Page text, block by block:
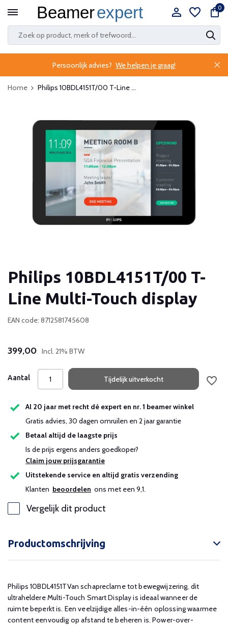
0
Persoonlijk advies? We helpen je graag!
Home Philips 10BDL4151T/00 T-Line ...
Philips 10BDL4151T/00 T-
Line Multi-Touch display
EAN code: 8712581745608
399,00 Incl. 21% BTW
Aantal Tijdelijk uitverkocht
Al 20 jaar met recht dé expert en nr. 1 beamer winkel
Gratis advies, 30 dagen omruilen en 2 jaar garantie
Betaal altijd de laagste prijs
Is de prijs ergens anders goedkoper?
Claim jouw prijsgarantie
Uitstekende service en altijd gratis verzending
Klanten beoordelen ons met een 9,1.
Vergelijk dit product
Productomschrijving
Philips 10BDL4151TVan schapreclame tot bewegwijzering, dit
ultraheldere Multi-Touch Smart Display is ideaal wanneer de
ruimte beperkt is. Een veelzijdige alles-in-één oplossing waarmee
content eenvoudig op afstand te beheren is. Power-over-